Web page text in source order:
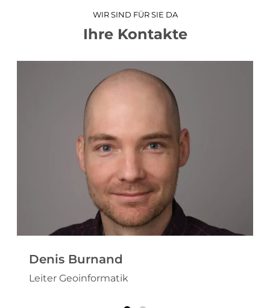
WIR SIND FÜR SIE DA
Ihre Kontakte
Denis Burnand
Leiter Geoinformatik